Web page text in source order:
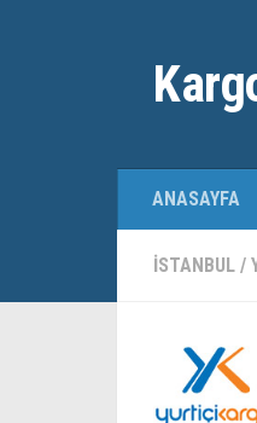
ANASAYFA
İSTANBUL /